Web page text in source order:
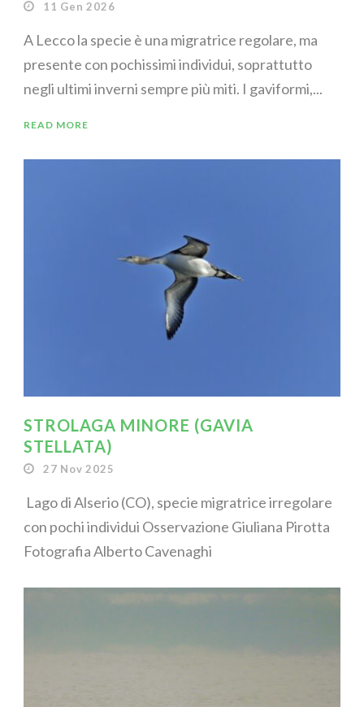
11 Gen 2026
A Lecco la specie è una migratrice regolare, ma
presente con pochissimi individui, soprattutto
negli ultimi inverni sempre più miti. I gaviformi,...
READ MORE
STROLAGA MINORE (GAVIA
STELLATA)
27 Nov 2025
Lago di Alserio (CO), specie migratrice irregolare
con pochi individui Osservazione Giuliana Pirotta
Fotografia Alberto Cavenaghi